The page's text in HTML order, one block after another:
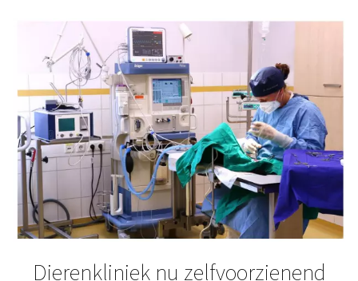
nemen en het te veranderen in een groene brandstof
worden gebruikt om gas, elektriciteit en warmte te
Zuurstof speelt een belangrijke rol in dit